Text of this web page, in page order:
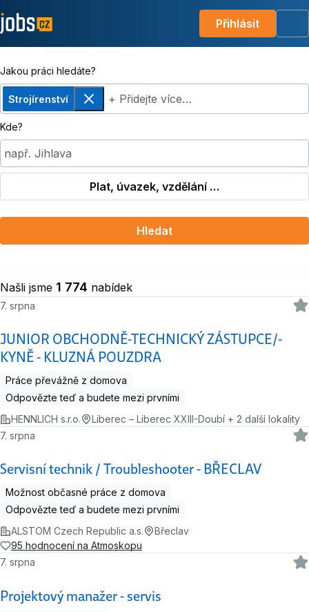
Přihlásit
Jakou práci hledáte?
Strojírenství
Odebrat+ Přidejte více…
Kde?
např. Jihlava
Plat, úvazek, vzdělání …
Hledat
Našli jsme 1 774 nabídek
JUNIOR OBCHODNĚ-TECHNICKÝ ZÁSTUPCE/-
KYNĚ - KLUZNÁ POUZDRA
7. srpna
Práce převážně z domova
Odpovězte teď a budete mezi prvními
HENNLICH s.r.o.
Liberec – Liberec XXIII-Doubí + 2 další lokality
Servisní technik / Troubleshooter - BŘECLAV
7. srpna
Možnost občasné práce z domova
Odpovězte teď a budete mezi prvními
ALSTOM Czech Republic a.s.
Břeclav
95 hodnocení na Atmoskopu
Projektový manažer - servis
7. srpna